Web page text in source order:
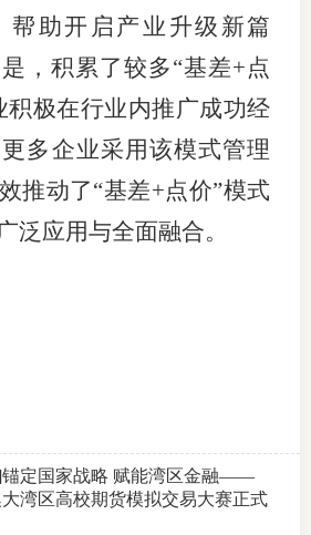
帮助开启产业升级新篇
，积累了较多“基差+点
积极在行业内推广成功经
多企业采用该模式管理
推动了“基差+点价”模式
泛应用与全面融合。
锚定国家战略 赋能湾区金融——
大湾区高校期货模拟交易大赛正式